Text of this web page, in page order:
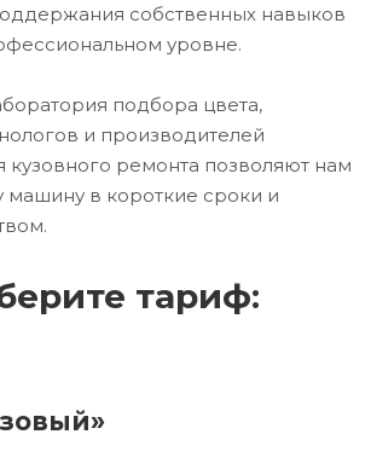
собственных навыков
уровне.
подбора цвета,
и производителей
кузовного ремонта позволяют нам
машину в короткие сроки и
тариф: